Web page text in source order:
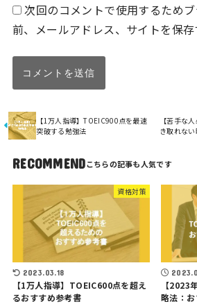
次回のコメントで使用するため
前、メールアドレス、サイトを保存
【1万人指導】TOEIC900点を最速
突破する勉強法
【苦手な
き取れな
RECOMMEND
資格対策
2023.03.18
【1万人指導】TOEIC600点を超え
るおすすめ参考書
【2023
略法：お